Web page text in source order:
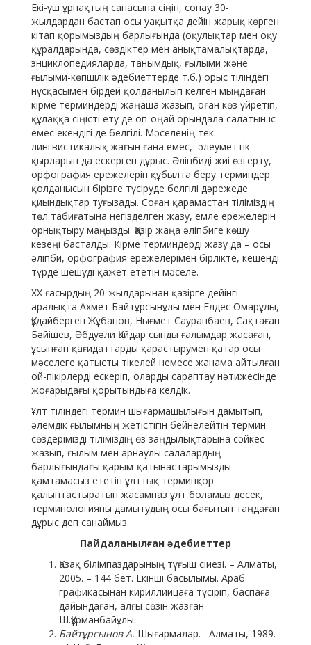
Екі-үш ұрпақтың санасына сіңіп, сонау 30-
жылдардан бастап осы уақытқа дейін жарық көрген
кітап қорымыздың барлығында (оқулықтар мен оқу
құралдарында, сөздіктер мен анықтамалықтарда,
энциклопедияларда, танымдық, ғылыми және
ғылыми-көпшілік әдебиеттерде т.б.) орыс тіліндегі
нұсқасымен бірдей қолданылып келген мыңдаған
кірме терминдерді жаңаша жазып, оған көз үйретіп,
құлаққа сіңісті ету де оп-оңай орындала салатын іс
емес екендігі де белгілі. Мәселенің тек
лингвистикалық жағын ғана емес, әлеуметтік
қырларын да ескерген дұрыс. Әліпбиді жиі өзгерту,
орфография ережелерін құбылта беру терминдер
қолданысын бірізге түсіруде белгілі дәрежеде
қиындықтар туғызады. Соған қарамастан тіліміздің
төл табиғатына негізделген жазу, емле ережелерін
орнықтыру маңызды. Қазір жаңа әліпбиге көшу
кезеңі басталды. Кірме терминдерді жазу да – осы
әліпби, орфография ережелерімен бірлікте, кешенді
түрде шешуді қажет ететін мәселе.
ХХ ғасырдың 20-жылдарынан қазірге дейінгі
аралықта Ахмет Байтұрсынұлы мен Елдес Омарұлы,
Құдайберген Жұбанов, Нығмет Сауранбаев, Сақтаған
Бәйішев, Әбдуәли Қайдар сынды ғалымдар жасаған,
ұсынған қағидаттарды қарастырумен қатар осы
мәселеге қатысты тікелей немесе жанама айтылған
ой-пікірлерді ескеріп, оларды сараптау нәтижесінде
жоғарыдағы қорытындыға келдік.
Ұлт тіліндегі термин шығармашылығын дамытып,
әлемдік ғылымның жетістігін бейнелейтін термин
сөздерімізді тіліміздің өз заңдылықтарына сәйкес
жазып, ғылым мен арнаулы салалардың
барлығындағы қарым-қатынастарымызды
қамтамасыз ететін ұлттық терминқор
қалыптастыратын жасампаз ұлт боламыз десек,
терминологияны дамытудың осы бағытын таңдаған
дұрыс деп санаймыз.
Пайдаланылған әдебиеттер
Қазақ білімпаздарының тұғыш сіиезі. – Алматы,
2005. – 144 бет. Екінші басылымы. Араб
графикасынан кириллиицаға түсіріп, баспаға
дайындаған, алғы сөзін жазған
Ш.Құрманбайұлы.
Байтұрсынов А. Шығармалар. –Алматы, 1989.